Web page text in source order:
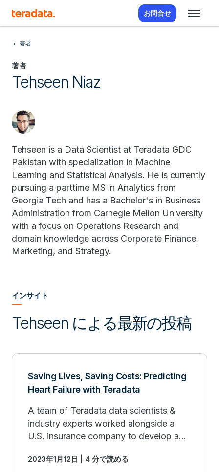
お問合せ
著者
著者
Tehseen Niaz
Tehseen is a Data Scientist at Teradata GDC
Pakistan with specialization in Machine
Learning and Statistical Analysis. He is currently
pursuing a parttime MS in Analytics from
Georgia Tech and has a Bachelor's in Business
Administration from Carnegie Mellon University
with a focus on Operations Research and
domain knowledge across Corporate Finance,
Marketing, and Strategy.
インサイト
Tehseen による最新の投稿
Saving Lives, Saving Costs: Predicting
Heart Failure with Teradata
A team of Teradata data scientists &
industry experts worked alongside a
U.S. insurance company to develop a
heart failure 6 months in advance. Find
2023年1月12日 | 4 分で読める